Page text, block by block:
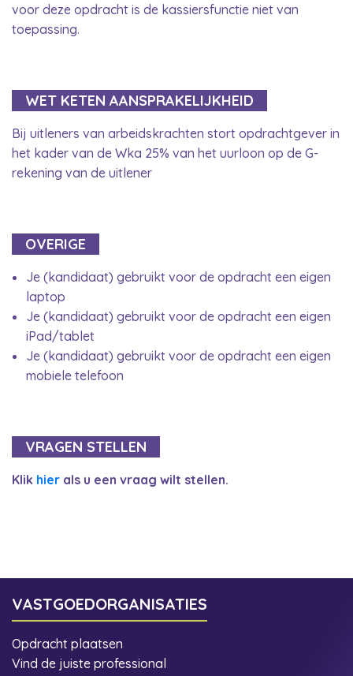
voor deze opdracht is de kassiersfunctie niet van
toepassing.
WET KETEN AANSPRAKELIJKHEID
Bij uitleners van arbeidskrachten stort opdrachtgever in
het kader van de Wka 25% van het uurloon op de G-
rekening van de uitlener
OVERIGE
Je (kandidaat) gebruikt voor de opdracht een eigen
laptop
Je (kandidaat) gebruikt voor de opdracht een eigen
iPad/tablet
Je (kandidaat) gebruikt voor de opdracht een eigen
mobiele telefoon
VRAGEN STELLEN
Klik hier als u een vraag wilt stellen.
VASTGOEDORGANISATIES
Opdracht plaatsen
Vind de juiste professional